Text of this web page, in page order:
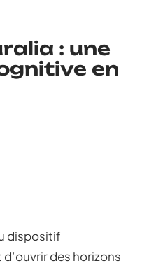
: une
en
dispositif
des horizons